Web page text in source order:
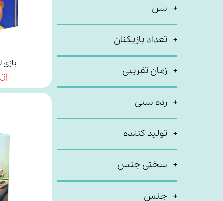
سن
تعداد بازیکنان
زمان تقریبی
رده سنی
تولید کننده
سختی جنس
جنس